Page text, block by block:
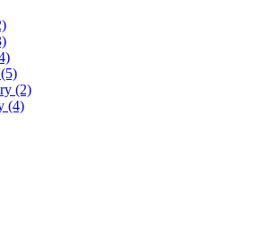
(5)
(2)
(4)